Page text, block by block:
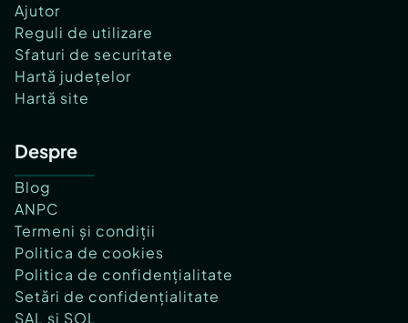
Ajutor
Reguli de utilizare
Sfaturi de securitate
Hartă județelor
Hartă site
Despre
Blog
ANPC
Termeni și condiții
Politica de cookies
Politica de confidențialitate
Setări de confidențialitate
SAL și SOL